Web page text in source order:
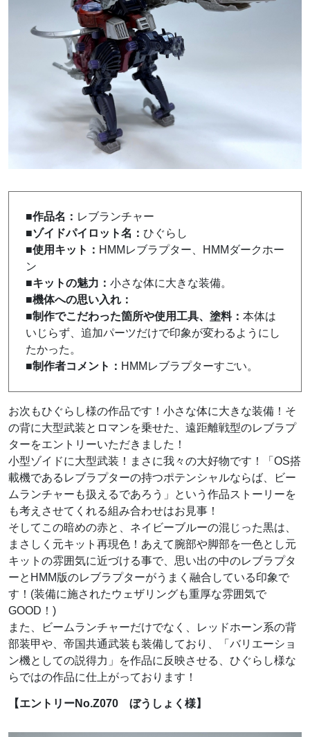
■作品名： レブランチャー
■ゾイドパイロット名： ひぐらし
■使用キット： HMMレブラプター、HMMダークホー
ン
■キットの魅力： 小さな体に大きな装備。
■機体への思い入れ：
■制作でこだわった箇所や使用工具、塗料： 本体は
いじらず、追加パーツだけで印象が変わるようにし
たかった。
■制作者コメント： HMMレブラプターすごい。
お次もひぐらし様の作品です！小さな体に大きな装備！そ
の背に大型武装とロマンを乗せた、遠距離戦型のレブラプ
ターをエントリーいただきました！
小型ゾイドに大型武装！まさに我々の大好物です！「OS搭
載機であるレブラプターの持つポテンシャルならば、ビー
ムランチャーも扱えるであろう」という作品ストーリーを
も考えさせてくれる組み合わせはお見事！
そしてこの暗めの赤と、ネイビーブルーの混じった黒は、
まさしく元キット再現色！あえて腕部や脚部を一色とし元
キットの雰囲気に近づける事で、思い出の中のレブラプタ
ーとHMM版のレブラプターがうまく融合している印象で
す！(装備に施されたウェザリングも重厚な雰囲気で
GOOD！)
また、ビームランチャーだけでなく、レッドホーン系の背
部装甲や、帝国共通武装も装備しており、「バリエーショ
ン機としての説得力」を作品に反映させる、ひぐらし様な
らではの作品に仕上がっております！
【エントリーNo.Z070 ぼうしょく様】